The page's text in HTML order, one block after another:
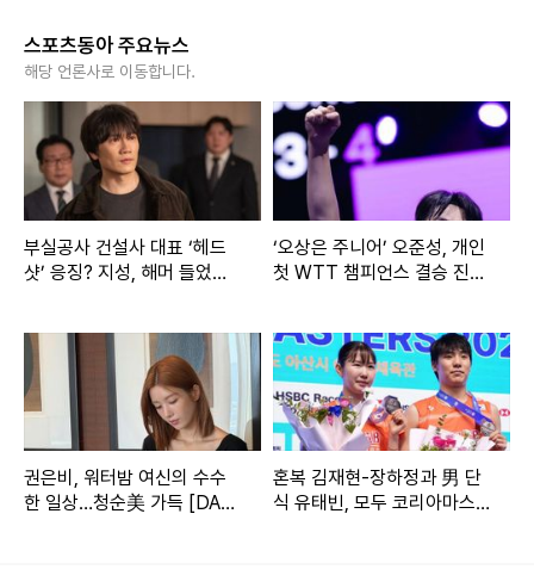
K와 KT 경기에서 SK 워니가 KT의 수비를 뚫고 탭 슛을 하고
있다. 잠실｜김종원 기자 won@donga.com
Copyright ⓒ 스포츠동아 무단 전재 및 재배포 금지
본 콘텐츠는뉴스픽 파트너스에서 공유된 콘텐츠입니다.
스포츠동아 주요뉴스
해당 언론사로 이동합니다.
부실공사 건설사 대표 ‘헤드
샷’ 응징? 지성, 해머 들었
‘오상은 주니어’ 오준성, 개인
첫 WTT 챔피언스 결승 진
승
권은비, 워터밤 여신의 수수
한 일상…청순美 가득 [DA
혼복 김재현-장하정과 男 단
식 유태빈, 모두 코리아마스